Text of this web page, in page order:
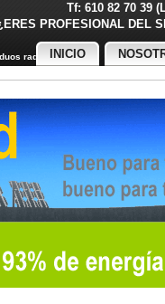
Tf: 610 82 70 39
PROFESIONAL
radiactivos
INICIO